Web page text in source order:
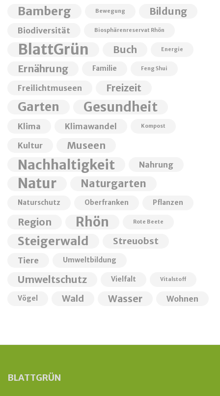
Bamberg Bewegung Bildung
Biodiversität Biosphärenreservat Rhön
BlattGrün Buch Energie
Ernährung Familie Feng Shui
Freilichtmuseen Freizeit
Garten Gesundheit
Klima Klimawandel Kompost
Kultur Museen
Nachhaltigkeit Nahrung
Natur Naturgarten
Naturschutz Oberfranken Pflanzen
Region Rhön Rote Beete
Steigerwald Streuobst
Tiere Umweltbildung
Umweltschutz Vielfalt Vitalstoff
Vögel Wald Wasser Wohnen
BLATTGRÜN